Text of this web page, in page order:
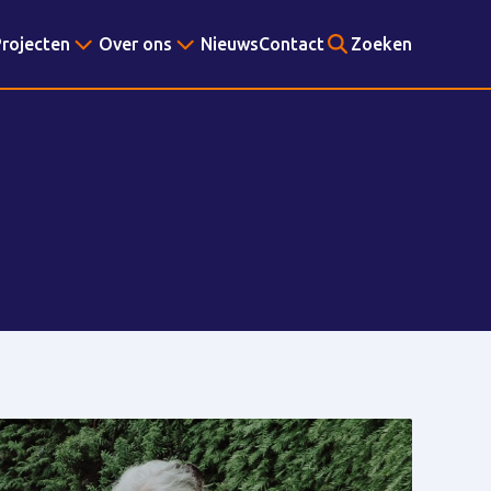
Over ons NieuwsContact Zoeken